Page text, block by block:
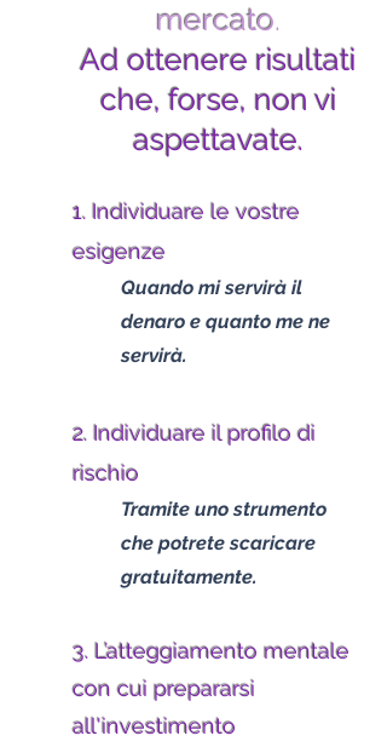
mercato.
Ad ottenere risultati
che, forse, non vi
aspettavate.
1. Individuare le vostre
esigenze
Quando mi servirà il
denaro e quanto me ne
servirà.
2. Individuare il profilo di
rischio
Tramite uno strumento
che potrete scaricare
gratuitamente.
3. L’atteggiamento mentale
con cui prepararsi
all'investimento